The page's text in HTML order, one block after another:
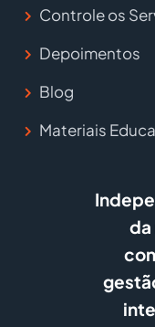
Controle os
Depoimentos
Blog
Materiais
da